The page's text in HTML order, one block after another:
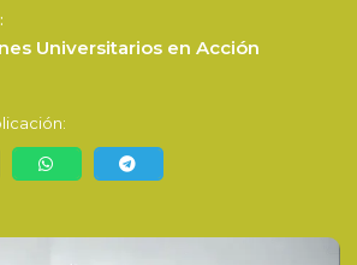
Universitarios en Acción